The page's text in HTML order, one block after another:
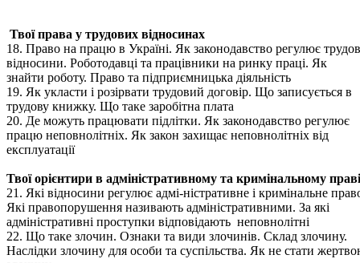
Твої права у трудових відносинах
18. Право на працю в Україні. Як законодавство регулює
відносини. Роботодавці та працівники на ринку праці. Як
знайти роботу. Право та підприємницька діяльність
19. Як укласти і розірвати трудовий договір. Що записується в
трудову книжку. Що таке заробітна плата
20. Де можуть працювати підлітки. Як законодавство регулює
працю неповнолітніх. Як закон захищає неповнолітніх від
експлуатації
Твої орієнтири в адміністративному та кримінальному праві
21. Які відносини регулює адмі-ністративне і кримінальне
Які правопорушення називають адміністративними. За які
адміністративні проступки відповідають неповнолітні
22. Що таке злочин. Ознаки та види злочинів. Склад злочину.
Наслідки злочину для особи та суспільства. Як не стати